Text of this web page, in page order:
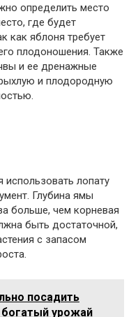
определить место
где будет
как яблоня требует
плодоношения. Также
и ее дренажные
и плодородную
лопату
Глубина ямы
больше, чем корневая
быть достаточной,
с запасом
посадить
богатый урожай